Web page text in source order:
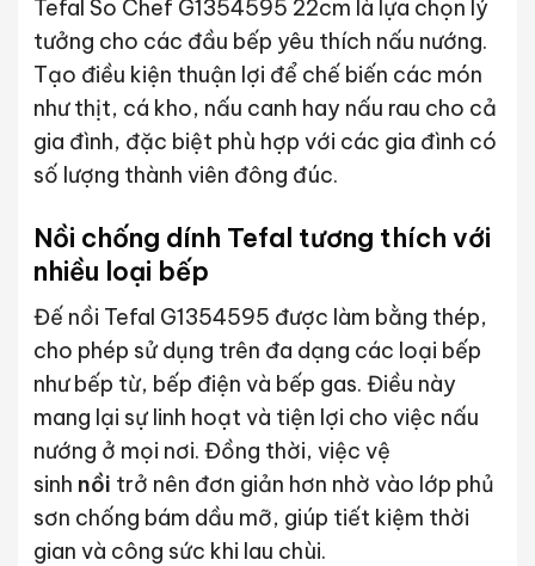
Tefal So Chef G1354595 22cm là lựa chọn lý
tưởng cho các đầu bếp yêu thích nấu nướng.
Tạo điều kiện thuận lợi để chế biến các món
như thịt, cá kho, nấu canh hay nấu rau cho cả
gia đình, đặc biệt phù hợp với các gia đình có
số lượng thành viên đông đúc.
Nồi chống dính Tefal tương thích với
nhiều loại bếp
Đế nồi Tefal G1354595 được làm bằng thép,
cho phép sử dụng trên đa dạng các loại bếp
như bếp từ, bếp điện và bếp gas. Điều này
mang lại sự linh hoạt và tiện lợi cho việc nấu
nướng ở mọi nơi. Đồng thời, việc vệ
sinh nồi trở nên đơn giản hơn nhờ vào lớp phủ
sơn chống bám dầu mỡ, giúp tiết kiệm thời
gian và công sức khi lau chùi.